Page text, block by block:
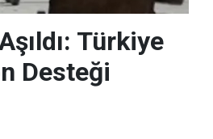
Türkiye
Desteği